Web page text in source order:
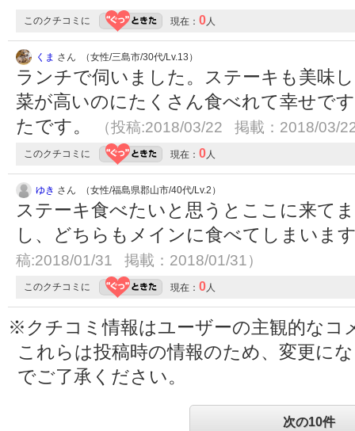
このクチコミに 現在： 0人
くま さん （女性/三島市/30代/Lv.13）
ランチで伺いました。ステーキも美味
菜が高いのにたくさん食べれて幸せで
たです。
（投稿:2018/03/22 掲載：2018/03/
このクチコミに 現在： 0人
ゆき さん （女性/福島県郡山市/40代/Lv.2）
ステーキ食べたいと思うとここに来て
し、どちらもメインに食べてしまいま
稿:2018/01/31 掲載：2018/01/31）
このクチコミに 現在： 0人
※クチコミ情報はユーザーの主観的なコ
これらは投稿時の情報のため、変更に
でご了承ください。
次の10件